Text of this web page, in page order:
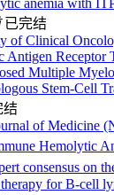
已完结
Receptor
Multiple
Stem-Cell
结
Hemolytic
consensus on
for B-cell